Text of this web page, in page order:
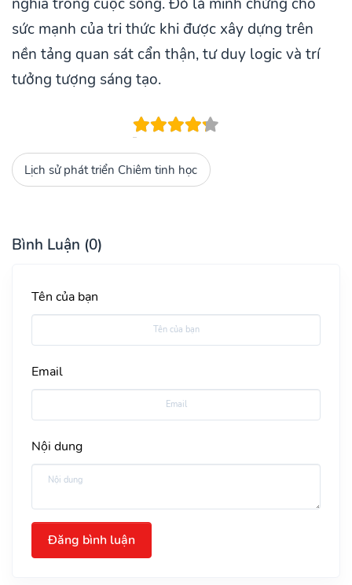
nghĩa trong cuộc sống. Đó là minh chứng cho
sức mạnh của tri thức khi được xây dựng trên
nền tảng quan sát cẩn thận, tư duy logic và trí
tưởng tượng sáng tạo.
Lịch sử phát triển Chiêm tinh học
Bình Luận (0)
Tên của bạn
Email
Nội dung
Đăng bình luận